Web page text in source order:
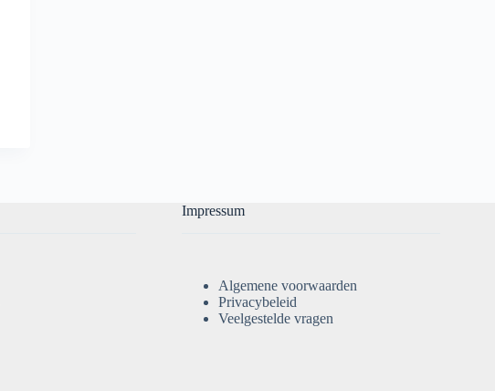
Impressum
Algemene voorwaarden
Privacybeleid
Veelgestelde vragen